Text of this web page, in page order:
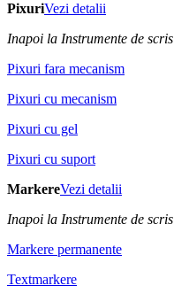
PixuriVezi detalii
Inapoi la Instrumente de scris
Pixuri fara mecanism
Pixuri cu mecanism
Pixuri cu gel
Pixuri cu suport
MarkereVezi detalii
Inapoi la Instrumente de scris
Markere permanente
Textmarkere